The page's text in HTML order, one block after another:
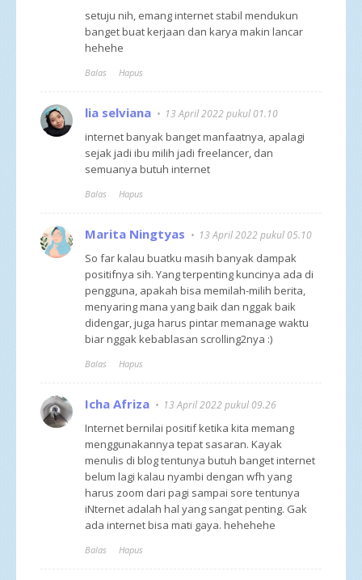
setuju nih, emang internet stabil mendukun
banget buat kerjaan dan karya makin lancar
hehehe
Balas Hapus
lia selviana 13 April 2022 pukul 01.10
internet banyak banget manfaatnya, apalagi
sejak jadi ibu milih jadi freelancer, dan
semuanya butuh internet
Balas Hapus
Marita Ningtyas 13 April 2022 pukul 05.10
So far kalau buatku masih banyak dampak
positifnya sih. Yang terpenting kuncinya ada di
pengguna, apakah bisa memilah-milih berita,
menyaring mana yang baik dan nggak baik
didengar, juga harus pintar memanage waktu
biar nggak kebablasan scrolling2nya :)
Balas Hapus
Icha Afriza 13 April 2022 pukul 09.26
Internet bernilai positif ketika kita memang
menggunakannya tepat sasaran. Kayak
menulis di blog tentunya butuh banget internet
belum lagi kalau nyambi dengan wfh yang
harus zoom dari pagi sampai sore tentunya
iNternet adalah hal yang sangat penting. Gak
ada internet bisa mati gaya. hehehehe
Balas Hapus